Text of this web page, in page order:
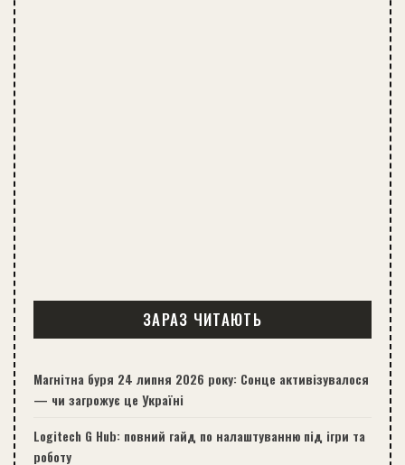
ЗАРАЗ ЧИТАЮТЬ
Магнітна буря 24 липня 2026 року: Сонце активізувалося
— чи загрожує це Україні
Logitech G Hub: повний гайд по налаштуванню під ігри та
роботу